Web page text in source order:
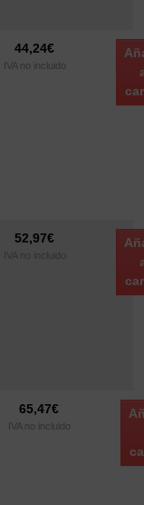
44,24€
IVA no incluido
52,97€
IVA no incluido
65,47€
IVA no incluido